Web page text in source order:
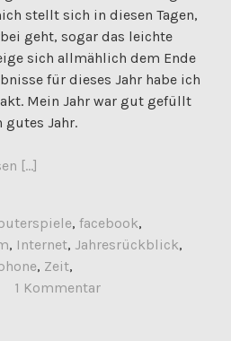
stellt sich in diesen Tagen,
geht, sogar das leichte
sich allmählich dem Ende
für dieses Jahr habe ich
Mein Jahr war gut gefüllt
gutes Jahr.
[...]
, facebook,
, Internet, Jahresrückblick,
, Zeit,
1 Kommentar